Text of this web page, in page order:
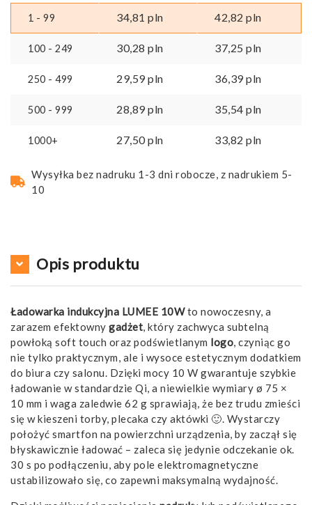
1 - 99 34,81 pln 42,82 pln
100 - 249 30,28 pln 37,25 pln
250 - 499 29,59pln 36,39pln
500 - 999 28,89pln 35,54 pln
1000+ 27,50pln 33,82 pln
Wysyłka bez nadruku 1-3 dni robocze, z nadrukiem 5-
10
Opis produktu
Ładowarka indukcyjna LUMEE 10Wto nowoczesny, a
zarazem efektowny gadżet, który zachwyca subtelną
powłoką soft touch oraz podświetlanym logo, czyniąc go
nie tylko praktycznym, ale i wysoce estetycznym dodatkiem
do biura czy salonu. Dzięki mocy 10 W gwarantuje szybkie
ładowanie w standardzie Qi, a niewielkie wymiary ø 75 ×
10 mm i waga zaledwie 62 g sprawiają, że bez trudu zmieści
się w kieszeni torby, plecaka czy aktówki 🙂. Wystarczy
położyć smartfon na powierzchni urządzenia, by zaczął się
błyskawicznie ładować – zaleca się jedynie odczekanie ok.
30 s po podłączeniu, aby pole elektromagnetyczne
ustabilizowało się, co zapewni maksymalną wydajność.